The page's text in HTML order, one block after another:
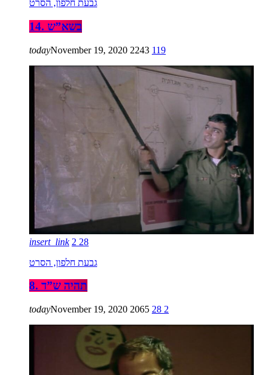
גבעת חלפון, הסרט
14. בשא”ש
todayNovember 19, 2020 2243 119
insert_link 2 28
גבעת חלפון, הסרט
8. תהיה ש”ד
todayNovember 19, 2020 2065 28 2